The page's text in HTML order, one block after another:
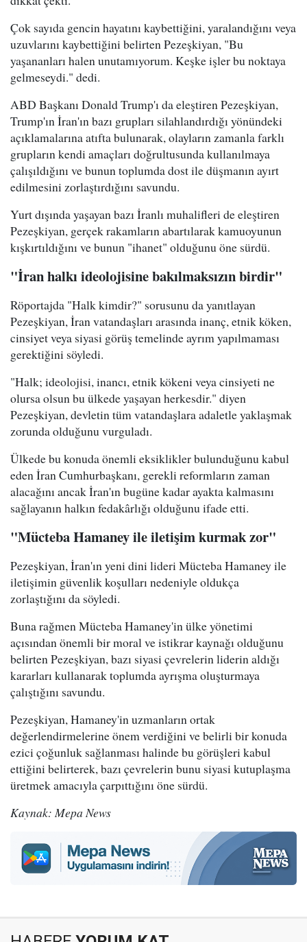
Çok sayıda gencin hayatını kaybettiğini, yaralandığını veya
uzuvlarını kaybettiğini belirten Pezeşkiyan, "Bu
yaşananları halen unutamıyorum. Keşke işler bu noktaya
gelmeseydi." dedi.
ABD Başkanı Donald Trump'ı da eleştiren Pezeşkiyan,
Trump'ın İran'ın bazı grupları silahlandırdığı yönündeki
açıklamalarına atıfta bulunarak, olayların zamanla farklı
grupların kendi amaçları doğrultusunda kullanılmaya
çalışıldığını ve bunun toplumda dost ile düşmanın ayırt
edilmesini zorlaştırdığını savundu.
Yurt dışında yaşayan bazı İranlı muhalifleri de eleştiren
Pezeşkiyan, gerçek rakamların abartılarak kamuoyunun
kışkırtıldığını ve bunun "ihanet" olduğunu öne sürdü.
"İran halkı ideolojisine bakılmaksızın birdir"
Röportajda "Halk kimdir?" sorusunu da yanıtlayan
Pezeşkiyan, İran vatandaşları arasında inanç, etnik köken,
cinsiyet veya siyasi görüş temelinde ayrım yapılmaması
gerektiğini söyledi.
"Halk; ideolojisi, inancı, etnik kökeni veya cinsiyeti ne
olursa olsun bu ülkede yaşayan herkesdir." diyen
Pezeşkiyan, devletin tüm vatandaşlara adaletle yaklaşmak
zorunda olduğunu vurguladı.
Ülkede bu konuda önemli eksiklikler bulunduğunu kabul
eden İran Cumhurbaşkanı, gerekli reformların zaman
alacağını ancak İran'ın bugüne kadar ayakta kalmasını
sağlayanın halkın fedakârlığı olduğunu ifade etti.
"Mücteba Hamaney ile iletişim kurmak zor"
Pezeşkiyan, İran'ın yeni dini lideri Mücteba Hamaney ile
iletişimin güvenlik koşulları nedeniyle oldukça
zorlaştığını da söyledi.
Buna rağmen Mücteba Hamaney'in ülke yönetimi
açısından önemli bir moral ve istikrar kaynağı olduğunu
belirten Pezeşkiyan, bazı siyasi çevrelerin liderin aldığı
kararları kullanarak toplumda ayrışma oluşturmaya
çalıştığını savundu.
Pezeşkiyan, Hamaney'in uzmanların ortak
değerlendirmelerine önem verdiğini ve belirli bir konuda
ezici çoğunluk sağlanması halinde bu görüşleri kabul
ettiğini belirterek, bazı çevrelerin bunu siyasi kutuplaşma
üretmek amacıyla çarpıttığını öne sürdü.
Kaynak: Mepa News